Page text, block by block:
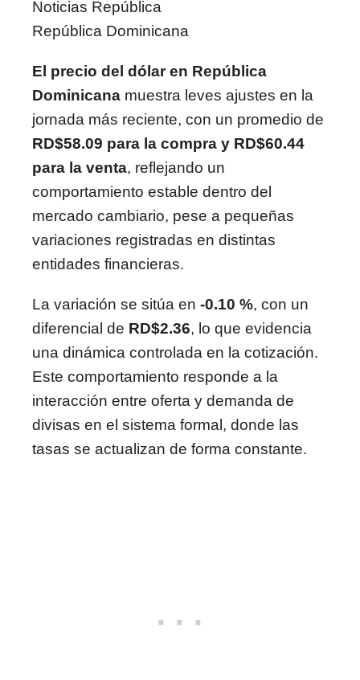
Noticias República
República Dominicana
El precio del dólar en República
Dominicana muestra leves ajustes en la
jornada más reciente, con un promedio de
RD$58.09 para la compra y RD$60.44
para la venta, reflejando un
comportamiento estable dentro del
mercado cambiario, pese a pequeñas
variaciones registradas en distintas
entidades financieras.
La variación se sitúa en -0.10 %, con un
diferencial de RD$2.36, lo que evidencia
una dinámica controlada en la cotización.
Este comportamiento responde a la
interacción entre oferta y demanda de
divisas en el sistema formal, donde las
tasas se actualizan de forma constante.